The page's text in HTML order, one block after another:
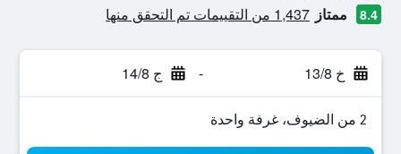
8.4 ممتاز 1,437 من التقييمات تم التحقق منها
خ 13/8 - ج 14/8
2 من الضيوف، غرفة واحدة